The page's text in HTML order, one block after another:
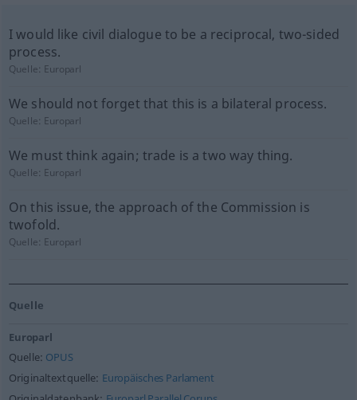
I would like civil dialogue to be a reciprocal, two-sided
process.
Quelle: Europarl
We should not forget that this is a bilateral process.
Quelle: Europarl
We must think again; trade is a two way thing.
Quelle: Europarl
On this issue, the approach of the Commission is
twofold.
Quelle: Europarl
Quelle
Europarl
Quelle: OPUS
Originaltextquelle: Europäisches Parlament